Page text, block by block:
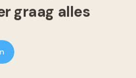
graag alles